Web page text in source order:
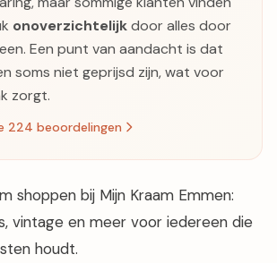
onoverzichtelijkdoor alles door
Een punt van aandacht is dat
soms niet geprijsd zijn, wat voor
zorgt.
224 beoordelingen
shoppen bij Mijn Kraam Emmen:
vintage en meer voor iedereen die
houdt.